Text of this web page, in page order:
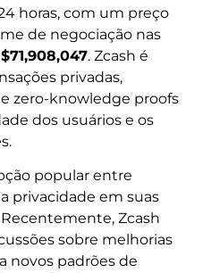
horas, com um preço
de negociação nas
$71,908,047. Zcash é
privadas,
zero-knowledge proofs
dos usuários e os
popular entre
privacidade em suas
Zcash
sobre melhorias
novos padrões de